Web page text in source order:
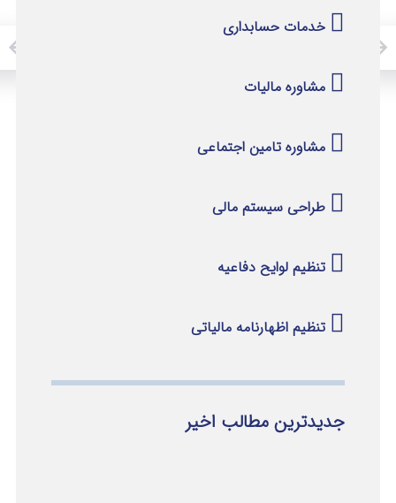
خدمات حسابداری
مشاوره مالیات
مشاوره تامین اجتماعی
طراحی سیستم مالی
تنظیم لوایح دفاعیه
تنظیم اظهارنامه مالیاتی
جدیدترین مطالب اخیر